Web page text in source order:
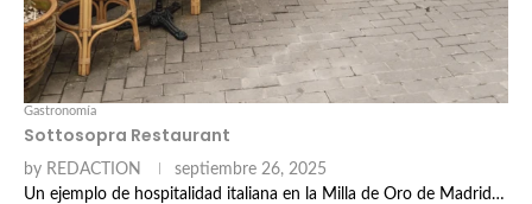
Gastronomía
Sottosopra Restaurant
by REDACTION
septiembre 26, 2025
Un ejemplo de hospitalidad italiana en la Milla de Oro de Madrid…